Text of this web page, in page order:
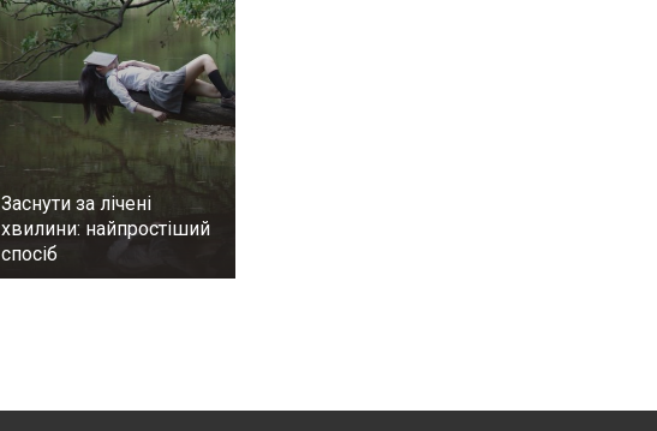
Заснути за лічені
хвилини: найпростіший
спосіб